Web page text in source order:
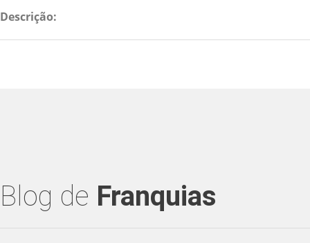
Descrição:
Blog de Franquias